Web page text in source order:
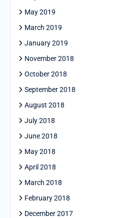
May 2019
March 2019
January 2019
November 2018
October 2018
September 2018
August 2018
July 2018
June 2018
May 2018
April 2018
March 2018
February 2018
December 2017